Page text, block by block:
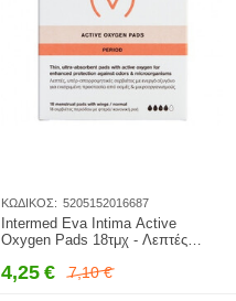
ΚΩΔΙΚΌΣ: 5205152016687
Intermed Eva Intima Active
Oxygen Pads 18τμχ - Λεπτές
Με Φτερά
7,10 €
4,25 €